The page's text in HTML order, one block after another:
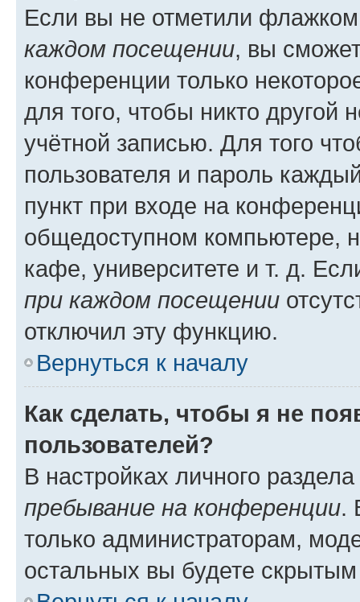
Если вы не отметили
каждом посещении, вы
конференции только
для того, чтобы никто другой
учётной записью. Для того
пользователя и пароль
пункт при входе на
общедоступном компьютере,
кафе, университете и т. д.
при каждом посещении
отключил эту функцию.
Вернуться к началу
Как сделать, чтобы я не
пользователей?
В настройках личного
пребывание на конференции.
только администраторам,
остальных вы будете